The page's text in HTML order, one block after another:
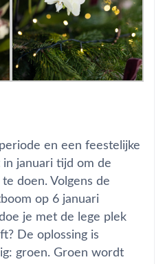
en een feestelijke
in januari tijd om de
doen. Volgens de
op 6 januari
je met de lege plek
De oplossing is
groen. Groen wordt